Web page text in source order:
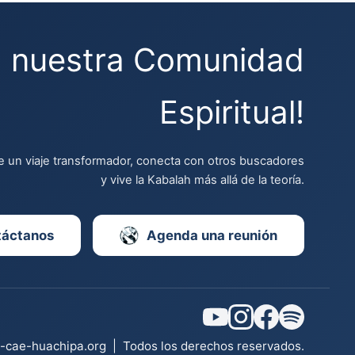
nuestra Comunidad
Espiritual!
un viaje transformador, conecta con otros buscadores
y vive la Kabalah más allá de la teoría.
Agenda una reunión
cae-huachipa.org Todos los derechos reservados.